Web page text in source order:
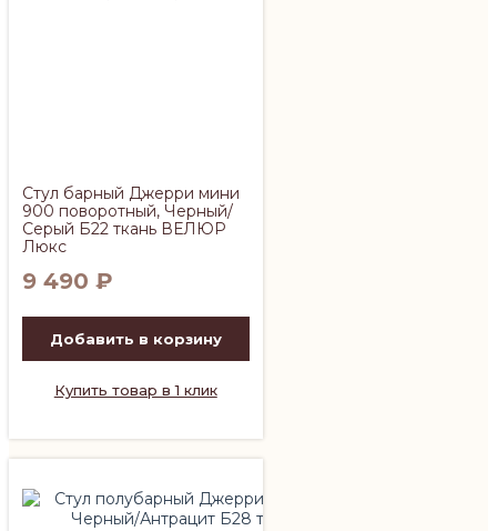
Стул барный Джерри мини
900 поворотный, Черный/
Серый Б22 ткань ВЕЛЮР
Люкс
9 490 ₽
Добавить в корзину
Купить товар в 1 клик